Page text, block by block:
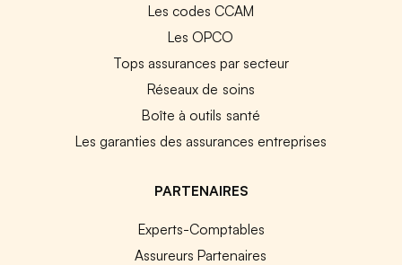
Les codes CCAM
Les OPCO
Tops assurances par secteur
Réseaux de soins
Boîte à outils santé
Les garanties des assurances entreprises
PARTENAIRES
Experts-Comptables
Assureurs Partenaires